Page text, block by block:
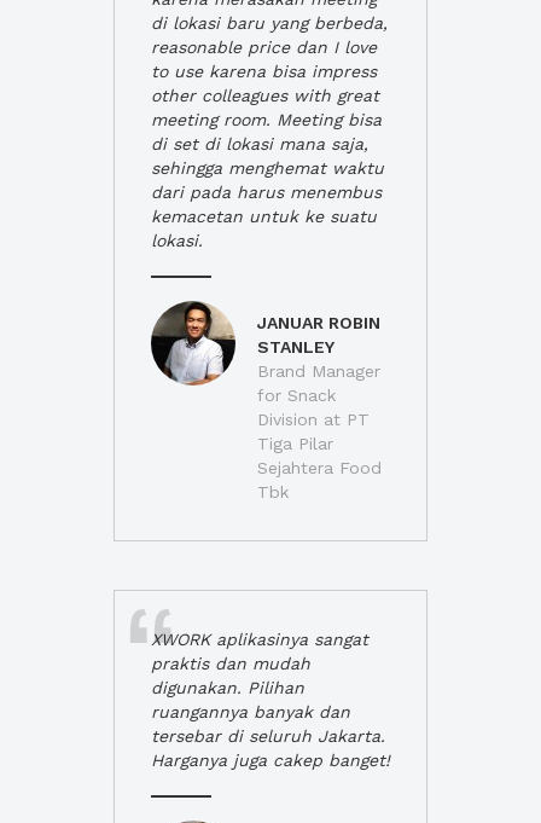
di lokasi baru yang berbeda,
reasonable price dan I love
to use karena bisa impress
other colleagues with great
meeting room. Meeting bisa
di set di lokasi mana saja,
sehingga menghemat waktu
dari pada harus menembus
kemacetan untuk ke suatu
lokasi.
JANUAR ROBIN
STANLEY
Brand Manager
for Snack
Division at PT
Tiga Pilar
Sejahtera Food
Tbk
XWORK aplikasinya sangat
praktis dan mudah
digunakan. Pilihan
ruangannya banyak dan
tersebar di seluruh Jakarta.
Harganya juga cakep banget!